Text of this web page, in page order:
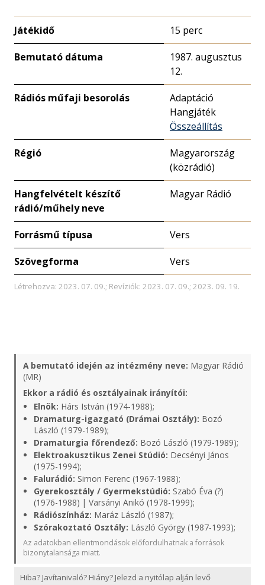
Játékidő 15 perc
Bemutató dátuma
1987. augusztus
12.
Rádiós műfaji besorolás
Adaptáció
Hangjáték
Összeállítás
Régió
Magyarország
(közrádió)
Hangfelvételt készítő
rádió/műhely neve
Magyar Rádió
Forrásmű típusa Vers
Szövegforma Vers
Létrehozva: 2023. 07. 09.; Revíziók: 2023. 07. 09.; 2023. 09. 19.
A bemutató idején az intézmény neve: Magyar Rádió
(MR)
Ekkor a rádió és osztályainak irányítói:
Elnök: Hárs István (1974-1988);
Dramaturg-igazgató (Drámai Osztály): Bozó
László (1979-1989);
Dramaturgia főrendező: Bozó László (1979-1989);
Elektroakusztikus Zenei Stúdió: Decsényi János
(1975-1994);
Falurádió: Simon Ferenc (1967-1988);
Gyerekosztály / Gyermekstúdió: Szabó Éva (?)
(1976-1988) | Varsányi Anikó (1978-1999);
Rádiószínház: Maráz László (1987);
Szórakoztató Osztály: László György (1987-1993);
Az adatokban ellentmondások előfordulhatnak a források
bizonytalansága miatt.
Hiba? Javítanivaló? Hiány? Jelezd a nyitólap alján levő